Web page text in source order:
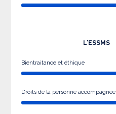
L'ESSMS
Bientraitance et éthique
Droits de la personne accompagnée